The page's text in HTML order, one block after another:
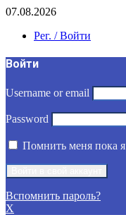
07.08.2026
Рег. / Войти
Войти
Username or email
Password
Помнить меня пока
Вспомнить пароль?
X